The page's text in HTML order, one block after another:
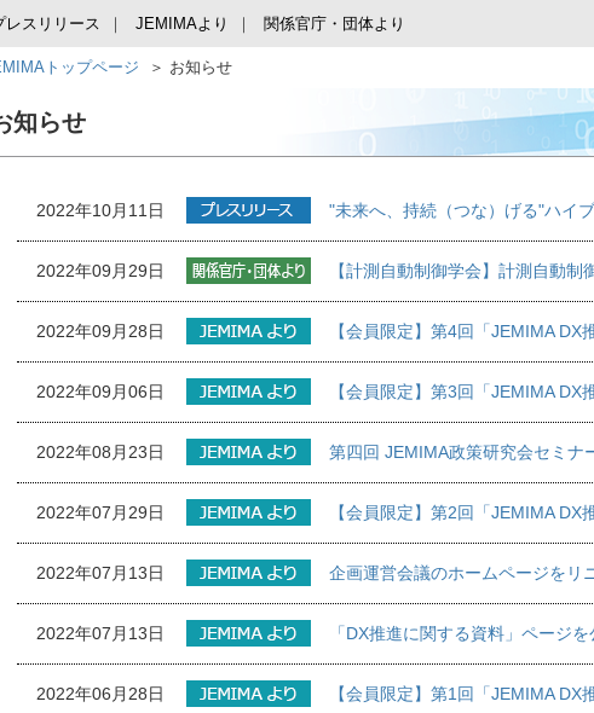
レスリリース JEMIMAより 関係官庁・団体より
トップページ お知らせ
知らせ
2022年10月11日 "未来へ、持続（つな）げる"ハイ
2022年09月29日 【計測自動制御学会】計測自動
2022年09月28日 【会員限定】第4回「JEMIMA
2022年09月06日 【会員限定】第3回「JEMIMA
2022年08月23日 第四回 JEMIMA政策研究会セミナ
2022年07月29日 【会員限定】第2回「JEMIMA
2022年07月13日 企画運営会議のホームページをリ
2022年07月13日 「DX推進に関する資料」ページ
2022年06月28日 【会員限定】第1回「JEMIMA